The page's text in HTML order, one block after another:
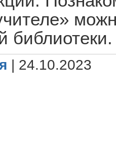
библиотеки.
| 24.10.2023